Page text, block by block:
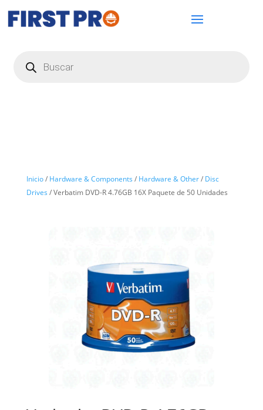
productos
Inicio/ Hardware & Components / Hardware & Other/ Disc
Drives / Verbatim DVD-R 4.76GB 16X Paquete de 50 Unidades